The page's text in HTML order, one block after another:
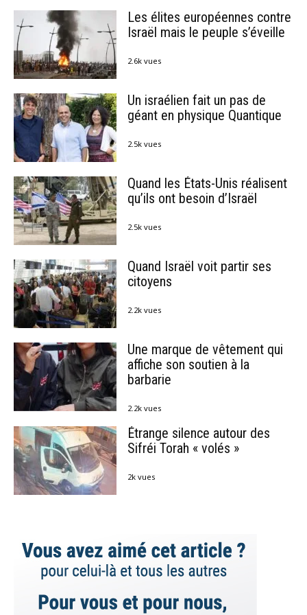
Les élites européennes contre
Israël mais le peuple s’éveille
2.6k vues
Un israélien fait un pas de
géant en physique Quantique
2.5k vues
Quand les États-Unis réalisent
qu’ils ont besoin d’Israël
2.5k vues
Quand Israël voit partir ses
citoyens
2.2k vues
Une marque de vêtement qui
affiche son soutien à la
barbarie
2.2k vues
Étrange silence autour des
Sifréi Torah « volés »
2k vues